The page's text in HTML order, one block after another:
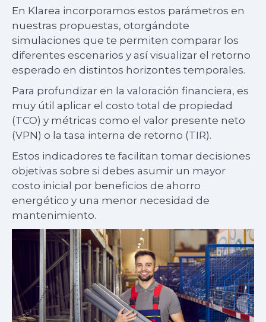
En Klarea incorporamos estos parámetros en
nuestras propuestas, otorgándote
simulaciones que te permiten comparar los
diferentes escenarios y así visualizar el retorno
esperado en distintos horizontes temporales.
Para profundizar en la valoración financiera, es
muy útil aplicar el costo total de propiedad
(TCO) y métricas como el valor presente neto
(VPN) o la tasa interna de retorno (TIR).
Estos indicadores te facilitan tomar decisiones
objetivas sobre si debes asumir un mayor
costo inicial por beneficios de ahorro
energético y una menor necesidad de
mantenimiento.